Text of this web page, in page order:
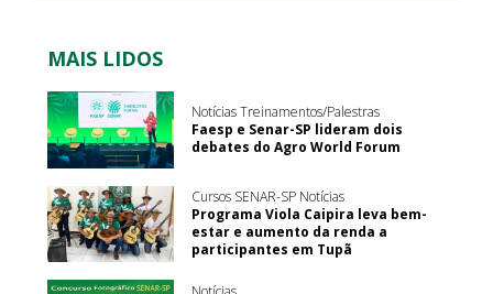
MAIS LIDOS
Notícias Treinamentos/Palestras
Faesp e Senar-SP lideram dois
debates do Agro World Forum
Cursos SENAR-SP Notícias
Programa Viola Caipira leva bem-
estar e aumento da renda a
participantes em Tupã